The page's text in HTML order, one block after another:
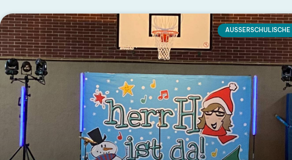
AUSSERSCHULISCHE